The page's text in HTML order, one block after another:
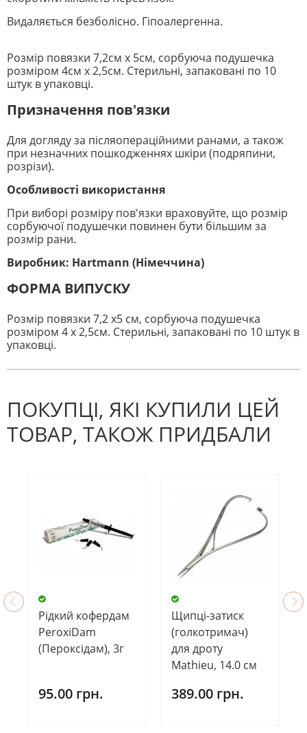
Видаляється безболісно. Гіпоалергенна.
Розмір повязки 7,2см х 5см, сорбуюча подушечка
розміром 4см х 2,5см. Стерильні, запаковані по 10
штук в упаковці.
Призначення пов'язки
Для догляду за післяопераційними ранами, а також
при незначних пошкодженнях шкіри (подряпини,
розрізи).
Особливості використання
При виборі розміру пов'язки враховуйте, що розмір
сорбуючої подушечки повинен бути більшим за
розмір рани.
Виробник: Hartmann (Німеччина)
ФОРМА ВИПУСКУ
Розмір повязки 7,2 х5 см, сорбуюча подушечка
розміром 4 х 2,5см. Стерильні, запаковані по 10 штук в
упаковці.
На даний час немає відгуків. Ви
ПОКУПЦІ, ЯКІ КУПИЛИ ЦЕЙ
ТОВАР, ТАКОЖ ПРИДБАЛИ
Рідкий кофердам
PeroxiDam
(Пероксідам), 3г
95.00 грн.
Щипці-затиск
(голкотримач)
для дроту
Mathieu, 14.0 см
389.00 грн.